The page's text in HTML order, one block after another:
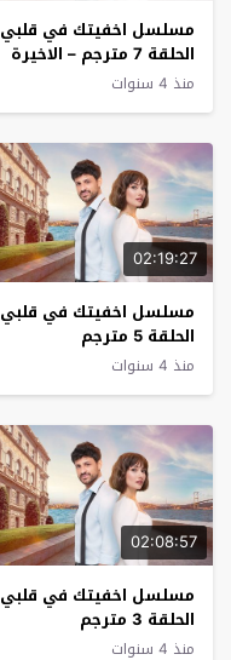
مسلسل اخفيتك في قلبي
الحلقة 7 مترجم – الاخيرة
منذ 4 سنوات
02:19:27
مسلسل اخفيتك في قلبي
الحلقة 5 مترجم
منذ 4 سنوات
02:08:57
مسلسل اخفيتك في قلبي
الحلقة 3 مترجم
منذ 4 سنوات